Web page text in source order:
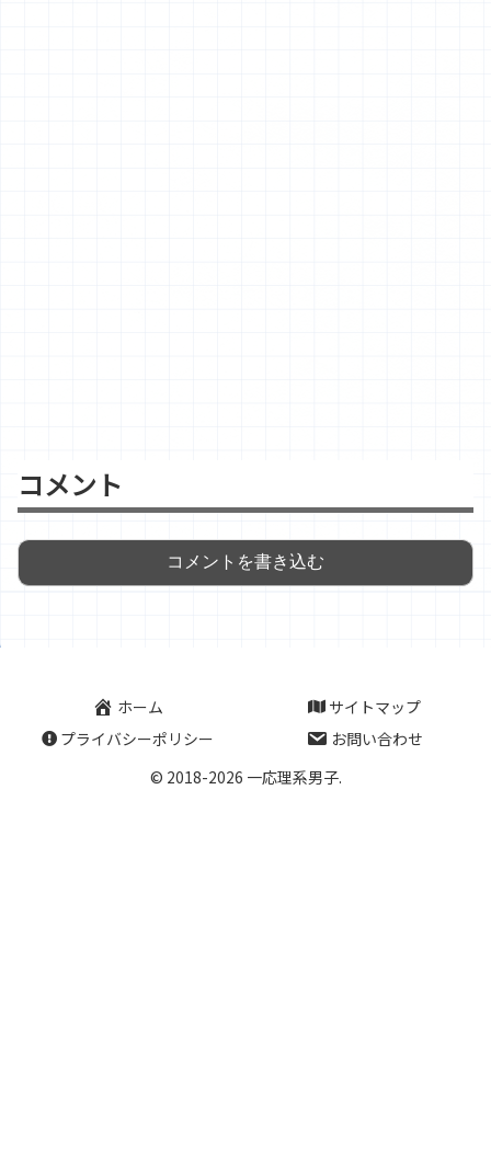
コメント
コメントを書き込む
ホーム
サイトマップ
プライバシーポリシー
お問い合わせ
© 2018-2026 一応理系男子.